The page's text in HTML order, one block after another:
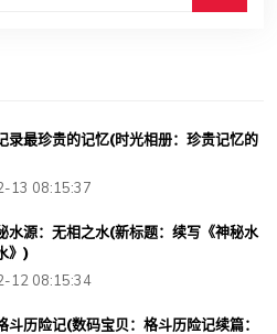
录最珍贵的记忆(时光相册：珍贵记忆的
13 08:15:37
水源：无相之水(新标题：续写《神秘水
》)
12 08:15:34
斗历险记(数码宝贝：格斗历险记续篇：